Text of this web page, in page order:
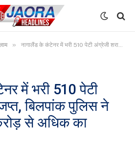
» नागालैंड के कंटेनर में भरी 510 पेटी अंग्रेजी शराब जप्त, बिलपांक पुलिस ने जप्त किया 1 करोड़ से अधिक का मश्रुका
में भरी 510 पेटी
बिलपांक पुलिस ने
से अधिक का